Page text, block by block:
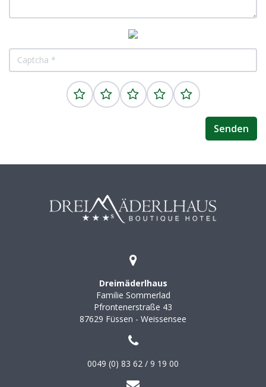
Senden
Dreimäderlhaus
Familie Sommerlad
Pfrontenerstraße 43
87629 Füssen - Weissensee
0049 (0) 83 62 / 9 19 00